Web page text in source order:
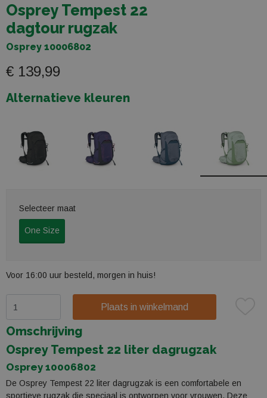
Osprey Tempest 22
dagtour rugzak
Osprey 10006802
€ 139,99
Alternatieve kleuren
Selecteer maat
One Size
Voor 16:00 uur besteld, morgen in huis!
Plaats in winkelmand
Omschrijving
Osprey Tempest 22 liter dagrugzak
Osprey 10006802
De Osprey Tempest 22 liter dagrugzak is een comfortabele en
sportieve rugzak die speciaal is ontworpen voor vrouwen. Deze